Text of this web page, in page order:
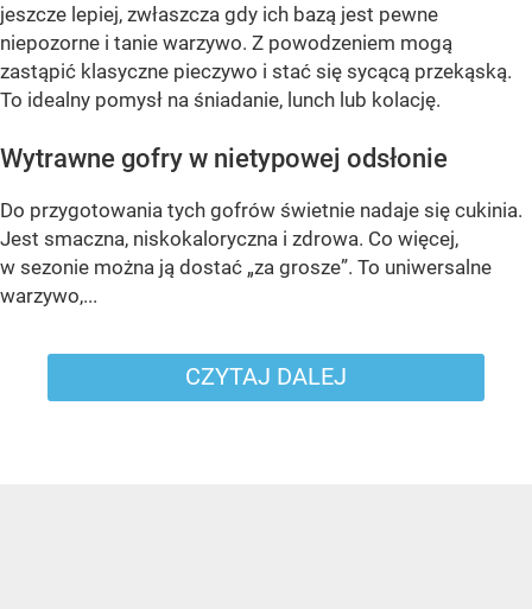
jeszcze lepiej, zwłaszcza gdy ich bazą jest pewne
niepozorne i tanie warzywo. Z powodzeniem mogą
zastąpić klasyczne pieczywo i stać się sycącą przekąską.
To idealny pomysł na śniadanie, lunch lub kolację.
Wytrawne gofry w nietypowej odsłonie
Do przygotowania tych gofrów świetnie nadaje się cukinia.
Jest smaczna, niskokaloryczna i zdrowa. Co więcej,
w sezonie można ją dostać „za grosze”. To uniwersalne
warzywo,...
CZYTAJ DALEJ